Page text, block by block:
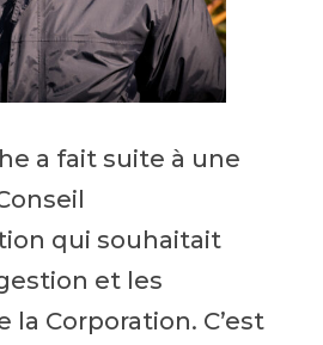
a fait suite à une
qui souhaitait
et les
la Corporation. C’est